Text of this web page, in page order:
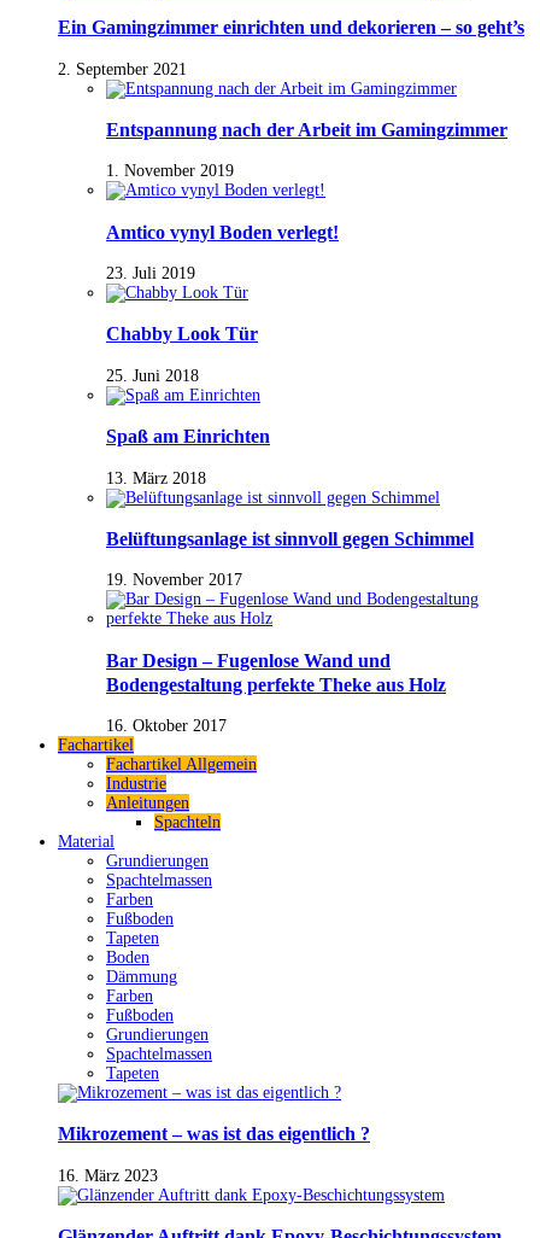
Ein Gamingzimmer einrichten und dekorieren – so geht’s
2. September 2021
Entspannung nach der Arbeit im Gamingzimmer
1. November 2019
Amtico vynyl Boden verlegt!
23. Juli 2019
Chabby Look Tür
25. Juni 2018
Spaß am Einrichten
13. März 2018
Belüftungsanlage ist sinnvoll gegen Schimmel
19. November 2017
Bar Design – Fugenlose Wand und
Bodengestaltung perfekte Theke aus Holz
16. Oktober 2017
Fachartikel
Fachartikel Allgemein
Industrie
Anleitungen
Spachteln
Material
Grundierungen
Spachtelmassen
Farben
Fußboden
Tapeten
Boden
Dämmung
Farben
Fußboden
Grundierungen
Spachtelmassen
Tapeten
Mikrozement – was ist das eigentlich ?
16. März 2023